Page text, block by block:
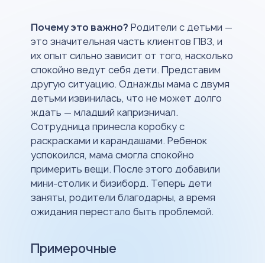
Почему это важно? Родители с детьми —
это значительная часть клиентов ПВЗ, и
их опыт сильно зависит от того, насколько
спокойно ведут себя дети. Представим
другую ситуацию. Однажды мама с двумя
детьми извинилась, что не может долго
ждать — младший капризничал.
Сотрудница принесла коробку с
раскрасками и карандашами. Ребенок
успокоился, мама смогла спокойно
примерить вещи. После этого добавили
мини-столик и бизиборд. Теперь дети
заняты, родители благодарны, а время
ожидания перестало быть проблемой.
Примерочные